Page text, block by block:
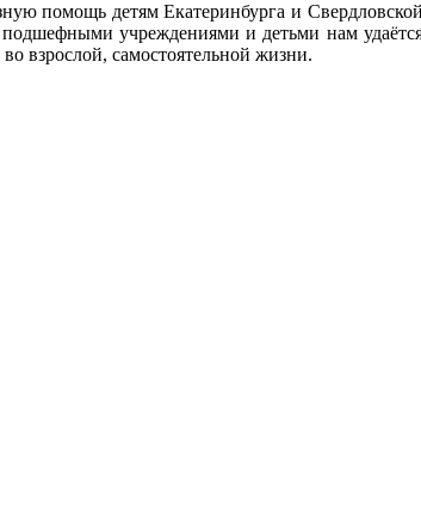
помощь детям Екатеринбурга и
учреждениями и детьми нам
взрослой, самостоятельной жизни.